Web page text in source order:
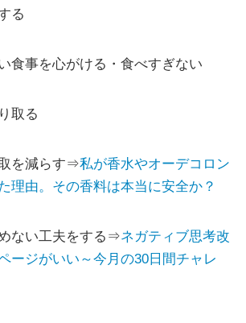
る
食事を心がける・食べすぎない
取る
を減らす⇒私が香水やオーデコロン
理由。その香料は本当に安全か？
ない工夫をする⇒ネガティブ思考改
ージがいい～今月の30日間チャレ